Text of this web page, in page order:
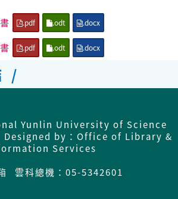
.pdf .odt .docx
.pdf .odt .docx
/
Yunlin University of Science
by：Office of Library &
Services
雲科總機：05-5342601